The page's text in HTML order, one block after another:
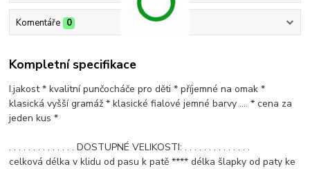
Komentáře 0
Kompletní specifikace
I.jakost * kvalitní punčocháče pro děti * příjemné na omak *
klasická vyšší gramáž * klasické fialové jemné barvy .... * cena za
jeden kus *
. . . . . . . . . . . . . . DOSTUPNÉ VELIKOSTI: . . . . . . . . . . . . . .
celková délka v klidu od pasu k patě **** délka šlapky od paty ke